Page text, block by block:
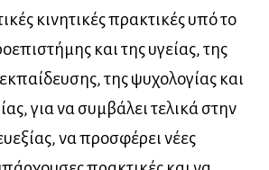
κινητικές πρακτικές υπό το
και της υγείας, της
της ψυχολογίας και
για να συμβάλει τελικά στην
να προσφέρει νέες